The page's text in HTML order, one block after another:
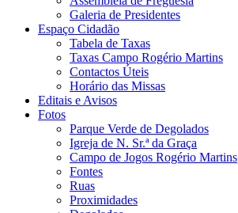
Galeria de Presidentes
Espaço Cidadão
Tabela de Taxas
Taxas Campo Rogério Martins
Contactos Úteis
Horário das Missas
Editais e Avisos
Fotos
Parque Verde de Degolados
Igreja de N. Sr.ª da Graça
Campo de Jogos Rogério Martins
Fontes
Ruas
Proximidades